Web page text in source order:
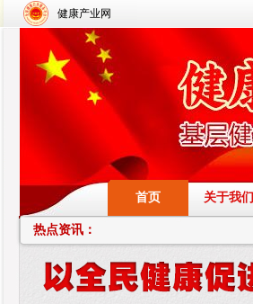
健康产业网
首页 关于我们
热点资讯：